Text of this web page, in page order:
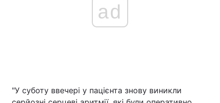
ad
"У суботу ввечері у пацієнта знову виникли